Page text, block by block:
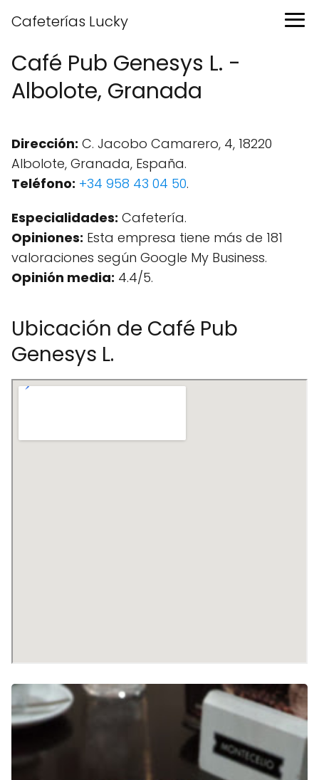
Cafeterías Lucky
Café Pub Genesys L. -
Albolote, Granada
Dirección: C. Jacobo Camarero, 4, 18220
Albolote, Granada, España.
Teléfono: +34 958 43 04 50.
Especialidades: Cafetería.
Opiniones: Esta empresa tiene más de 181
valoraciones según Google My Business.
Opinión media: 4.4/5.
Ubicación de Café Pub
Genesys L.